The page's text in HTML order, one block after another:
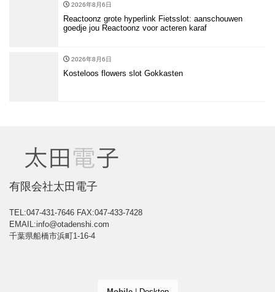
2026年8月6日
Reactoonz grote hyperlink Fietsslot: aanschouwen
goedje jou Reactoonz voor acteren karaf
2026年8月6日
Kosteloos flowers slot Gokkasten
有限会社太田電子
TEL:047-431-7646 FAX:047-433-7428
EMAIL:info@otadenshi.com
千葉県船橋市浜町1-16-4